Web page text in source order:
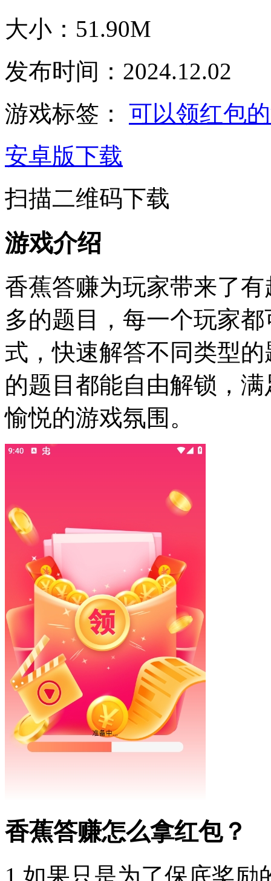
大小：51.90M
发布时间：2024.12.02
游戏标签： 可以领红包
安卓版下载
扫描二维码下载
游戏介绍
香蕉答赚为玩家带来了
多的题目，每一个玩家
式，快速解答不同类型
的题目都能自由解锁，
愉悦的游戏氛围。
香蕉答赚怎么拿红包？
1.如果只是为了保底奖